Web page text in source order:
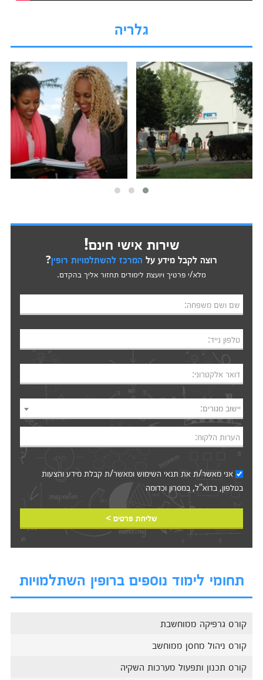
גלריה
שירות אישי חינם!
רוצה לקבל מידע על המרכז להשתלמויות רופין?
מלא/י פרטיך ויועצת לימודים תחזור אליך בהקדם.
שם ושם משפחה:
טלפון נייד:
דואר אלקטרוני:
יישוב מגורים:
הערות הלקוח:
אני מאשר/ת את תנאי השימושומאשר/ת קבלת מידע והצעות
בטלפון, בדוא"ל, במסרון וכדומה‎‎
שליחת פרטים >
תחומי לימוד נוספים ברופין השתלמויות
קורס גרפיקה ממוחשבת
קורס ניהול מחסן ממוחשב
קורס תכנון ותפעול מערכות השקיה